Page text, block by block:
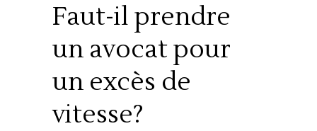
Faut-il prendre
un avocat pour
un excès de
vitesse?